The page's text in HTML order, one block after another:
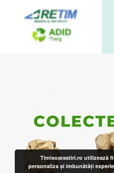
Timisoarastiri.ro utilizează
personaliza și îmbunătăți